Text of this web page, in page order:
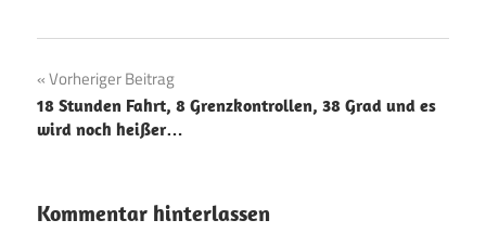
Beitragsnavigation
Vorheriger Beitrag
18 Stunden Fahrt, 8 Grenzkontrollen, 38 Grad und es
wird noch heißer…
Kommentar hinterlassen